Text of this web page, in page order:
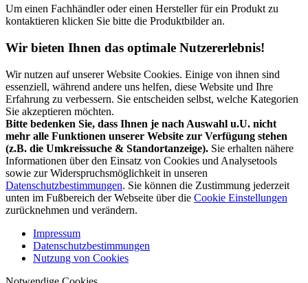
Um einen Fachhändler oder einen Hersteller für ein Produkt zu
kontaktieren klicken Sie bitte die Produktbilder an.
Wir bieten Ihnen das optimale Nutzererlebnis!
Wir nutzen auf unserer Website Cookies. Einige von ihnen sind
essenziell, während andere uns helfen, diese Website und Ihre
Erfahrung zu verbessern. Sie entscheiden selbst, welche Kategorien
Sie akzeptieren möchten.
Bitte bedenken Sie, dass Ihnen je nach Auswahl u.U. nicht
mehr alle Funktionen unserer Website zur Verfügung stehen
(z.B. die Umkreissuche & Standortanzeige). Sie erhalten nähere
Informationen über den Einsatz von Cookies und Analysetools
sowie zur Widerspruchsmöglichkeit in unseren
Datenschutzbestimmungen. Sie können die Zustimmung jederzeit
unten im Fußbereich der Webseite über die Cookie Einstellungen
zurücknehmen und verändern.
Impressum
Datenschutzbestimmungen
Nutzung von Cookies